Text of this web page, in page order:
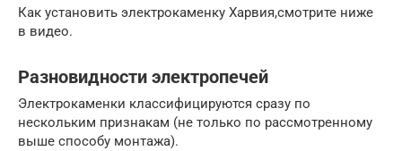
Как установить электрокаменку Харвия,смотрите ниже
в видео.
Разновидности электропечей
Электрокаменки классифицируются сразу по
нескольким признакам (не только по рассмотренному
выше способу монтажа).